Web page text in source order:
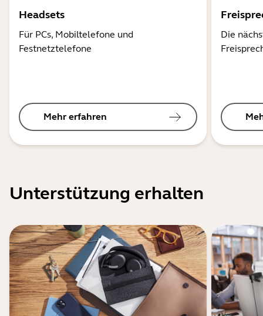
Headsets
Für PCs, Mobiltelefone und
Festnetztelefone
Mehr erfahren
Die
Unterstützung erhalten